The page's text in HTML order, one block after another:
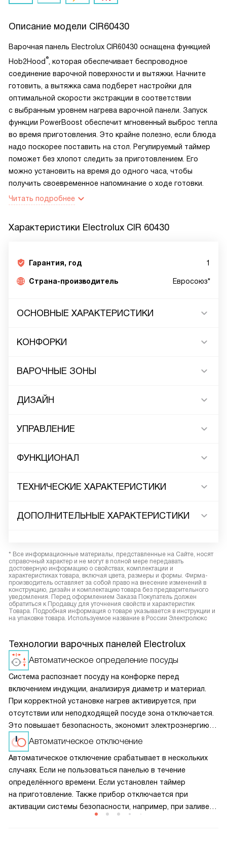
Описание модели CIR60430
Варочная панель Electrolux CIR60430 оснащена функцией
Hob2Hood ® , которая обеспечивает беспроводное
соединение варочной поверхности и вытяжки. Начните
готовить, а вытяжка сама подберет настройки для
оптимальной скорости экстракции в соответствии
с выбранным уровнем нагрева варочной панели. Запуск
функции PowerBoost обеспечит мгновенный выброс тепла
во время приготовления. Это крайне полезно, если блюда
надо поскорее поставить на стол. Регулируемый таймер
поможет без хлопот следить за приготовлением. Его
можно установить на время до одного часа, чтобы
получить своевременное напоминание о ходе готовки.
Читать подробнее
Характеристики Electrolux CIR 60430
Гарантия, год 1
Страна-производитель Евросоюз*
ОСНОВНЫЕ ХАРАКТЕРИСТИКИ
КОНФОРКИ
ВАРОЧНЫЕ ЗОНЫ
ДИЗАЙН
УПРАВЛЕНИЕ
ФУНКЦИОНАЛ
ТЕХНИЧЕСКИЕ ХАРАКТЕРИСТИКИ
ДОПОЛНИТЕЛЬНЫЕ ХАРАКТЕРИСТИКИ
* Все информационные материалы, представленные на Сайте, носят
справочный характер и не могут в полной мере передавать
достоверную информацию о свойствах, комплектации и
характеристиках товара, включая цвета, размеры и формы. Фирма-
производитель оставляет за собой право на внесение изменений в
конструкцию, дизайн и комплектацию товара без предварительного
уведомления. Перед оформлением Заказа Покупатель должен
обратиться к Продавцу для уточнения свойств и характеристик
Товара. Подробная информация о товаре указывается в инструкции и
на упаковке товара. Используемое название в России Электролюкс
Технологии варочных панелей Electrolux
Автоматическое определение посуды
Система распознает посуду на конфорке перед
включением индукции, анализируя диаметр и материал.
При корректной установке нагрев активируется, при
отсутствии или неподходящей посуде зона отключается.
Это повышает безопасность, экономит электроэнергию
и предотвращает перегрев панели, продлевая срок
службы прибора.
Автоматическое отключение
Автоматическое отключение срабатывает в нескольких
случаях. Если не пользоваться панелью в течение
определённого времени. Если установлен таймер
на приготовление. Также прибор отключается при
активации системы безопасности, например, при заливе